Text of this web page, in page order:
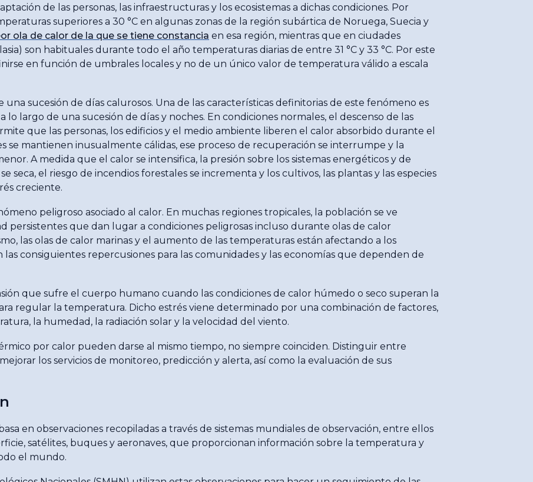
de las personas, las infraestructuras y los ecosistemas a dichas condiciones. Por
superiores a 30 °C en algunas zonas de la región subártica de Noruega, Suecia y
ola de calor de la que se tiene constancia en esa región, mientras que en ciudades
son habituales durante todo el año temperaturas diarias de entre 31 °C y 33 °C. Por este
en función de umbrales locales y no de un único valor de temperatura válido a escala
sucesión de días calurosos. Una de las características definitorias de este fenómeno es
lo largo de una sucesión de días y noches. En condiciones normales, el descenso de las
que las personas, los edificios y el medio ambiente liberen el calor absorbido durante el
se mantienen inusualmente cálidas, ese proceso de recuperación se interrumpe y la
A medida que el calor se intensifica, la presión sobre los sistemas energéticos y de
seca, el riesgo de incendios forestales se incrementa y los cultivos, las plantas y las especies
creciente.
peligroso asociado al calor. En muchas regiones tropicales, la población se ve
persistentes que dan lugar a condiciones peligrosas incluso durante olas de calor
las olas de calor marinas y el aumento de las temperaturas están afectando a los
las consiguientes repercusiones para las comunidades y las economías que dependen de
que sufre el cuerpo humano cuando las condiciones de calor húmedo o seco superan la
regular la temperatura. Dicho estrés viene determinado por una combinación de factores,
la humedad, la radiación solar y la velocidad del viento.
por calor pueden darse al mismo tiempo, no siempre coinciden. Distinguir entre
los servicios de monitoreo, predicción y alerta, así como la evaluación de sus
en observaciones recopiladas a través de sistemas mundiales de observación, entre ellos
satélites, buques y aeronaves, que proporcionan información sobre la temperatura y
el mundo.